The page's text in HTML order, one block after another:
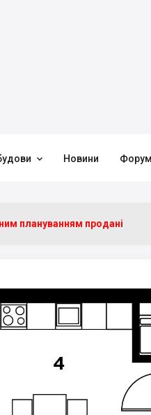
 Новини
плануванням продані